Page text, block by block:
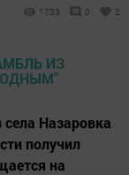
1733 0 2
Назаровка
получил
на